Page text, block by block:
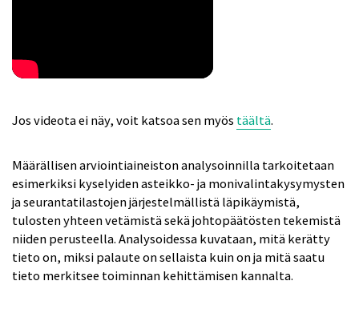
Jos videota ei näy, voit katsoa sen myös täältä.
Määrällisen arviointiaineiston analysoinnilla tarkoitetaan
esimerkiksi kyselyiden asteikko- ja monivalintakysymysten
ja seurantatilastojen järjestelmällistä läpikäymistä,
tulosten yhteen vetämistä sekä johtopäätösten tekemistä
niiden perusteella. Analysoidessa kuvataan, mitä kerätty
tieto on, miksi palaute on sellaista kuin on ja mitä saatu
tieto merkitsee toiminnan kehittämisen kannalta.